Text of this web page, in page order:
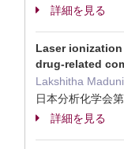
詳細を見る
Laser
drug-related
Lakshitha
日本分析化学会
詳細を見る